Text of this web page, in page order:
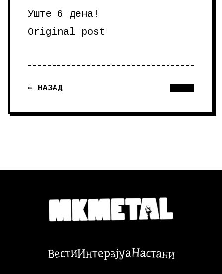
Уште 6 дена!
Original post
← НАЗАД
ВестиИнтервјуаНастани